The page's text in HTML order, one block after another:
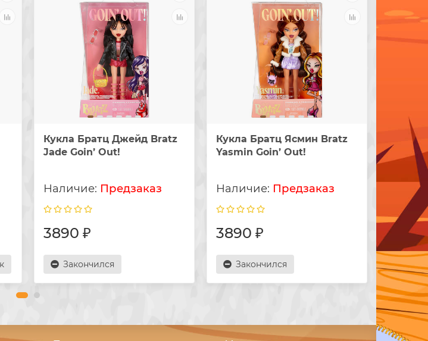
Кукла Братц Джейд Bratz
Jade Goin’ Out!
Предзаказ
3890 ₽
Закончился
Кукла Братц Ясмин Bratz
Yasmin Goin’ Out!
Предзаказ
3890 ₽
Закончился
с
Babyz
3200